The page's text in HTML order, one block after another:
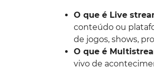
O que é Live
conteúdo ou
de jogos, shows,
O que é
vivo de